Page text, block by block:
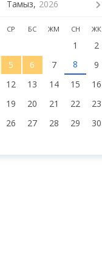
Тамыз, 2026
СР БС ЖМ СН ЖК
1
2
5 6 7 8
9
12 13 14 15
16
19 20 21 22
23
26 27 28 29
30